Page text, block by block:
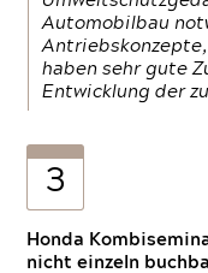
Automobilbau
haben sehr gute
Entwicklung der
3
Honda
nicht einzeln